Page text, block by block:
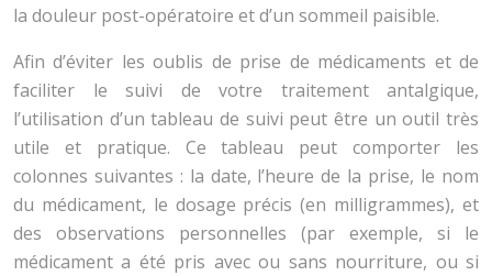
la douleur post-opératoire et d’un sommeil paisible.
Afin d’éviter les oublis de prise de médicaments et de
faciliter le suivi de votre traitement antalgique,
l’utilisation d’un tableau de suivi peut être un outil très
utile et pratique. Ce tableau peut comporter les
colonnes suivantes : la date, l’heure de la prise, le nom
du médicament, le dosage précis (en milligrammes), et
des observations personnelles (par exemple, si le
médicament a été pris avec ou sans nourriture, ou si